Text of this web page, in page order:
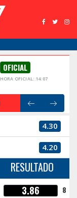
OFICIAL
HORA OFICIAL: 14:07
4.30
4.20
RESULTADO
3.86 8